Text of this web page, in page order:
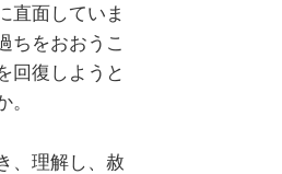
直面していま
ちをおおうこ
回復しようと
、理解し、赦